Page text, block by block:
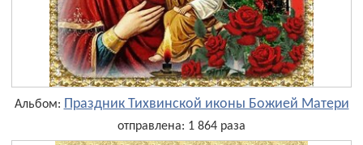
Альбом: Праздник Тихвинской иконы Божией Матери
отправлена: 1 864 раза